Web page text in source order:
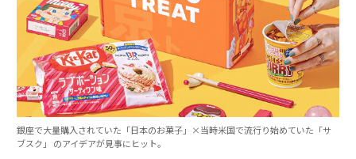
銀座で大量購入されていた「日本のお菓子」×当時米国で流行り始めていた「サ
ブスク」 のアイデアが見事にヒット。